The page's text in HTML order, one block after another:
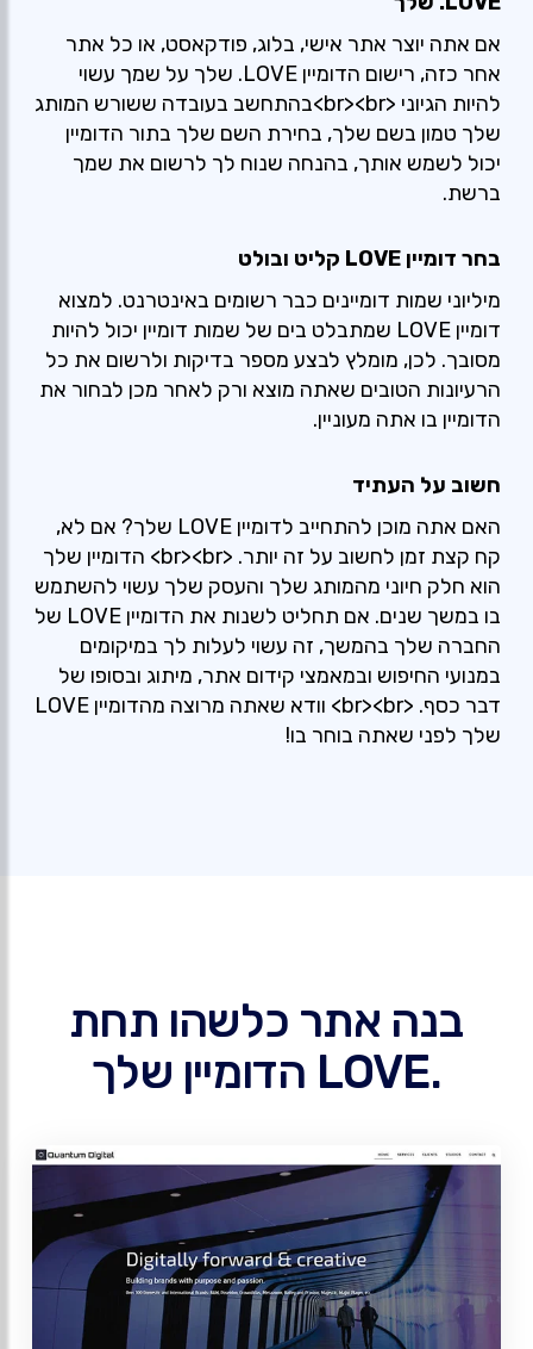
אם אתה יוצר אתר אישי, בלוג, פודקאסט, או כל אתר
אחר כזה, רישום הדומיין LOVE. שלך על שמך עשוי
להיות הגיוני <br><br>בהתחשב בעובדה ששורש המותג
שלך טמון בשם שלך, בחירת השם שלך בתור הדומיין
יכול לשמש אותך, בהנחה שנוח לך לרשום את שמך
ברשת.
בחר דומיין LOVE קליט ובולט
מיליוני שמות דומיינים כבר רשומים באינטרנט. למצוא
דומיין LOVE שמתבלט בים של שמות דומיין יכול להיות
מסובך. לכן, מומלץ לבצע מספר בדיקות ולרשום את כל
הרעיונות הטובים שאתה מוצא ורק לאחר מכן לבחור את
הדומיין בו אתה מעוניין.
חשוב על העתיד
האם אתה מוכן להתחייב לדומיין LOVE שלך? אם לא,
קח קצת זמן לחשוב על זה יותר. <br><br> הדומיין שלך
הוא חלק חיוני מהמותג שלך והעסק שלך עשוי להשתמש
בו במשך שנים. אם תחליט לשנות את הדומיין LOVE של
החברה שלך בהמשך, זה עשוי לעלות לך במיקומים
במנועי החיפוש ובמאמצי קידום אתר, מיתוג ובסופו של
דבר כסף. <br><br> וודא שאתה מרוצה מהדומיין LOVE
שלך לפני שאתה בוחר בו!
בנה אתר כלשהו תחת
.LOVE הדומיין שלך